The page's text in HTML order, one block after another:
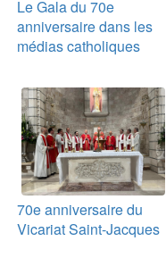
Le Gala du 70e
anniversaire dans les
médias catholiques
70e anniversaire du
Vicariat Saint-Jacques